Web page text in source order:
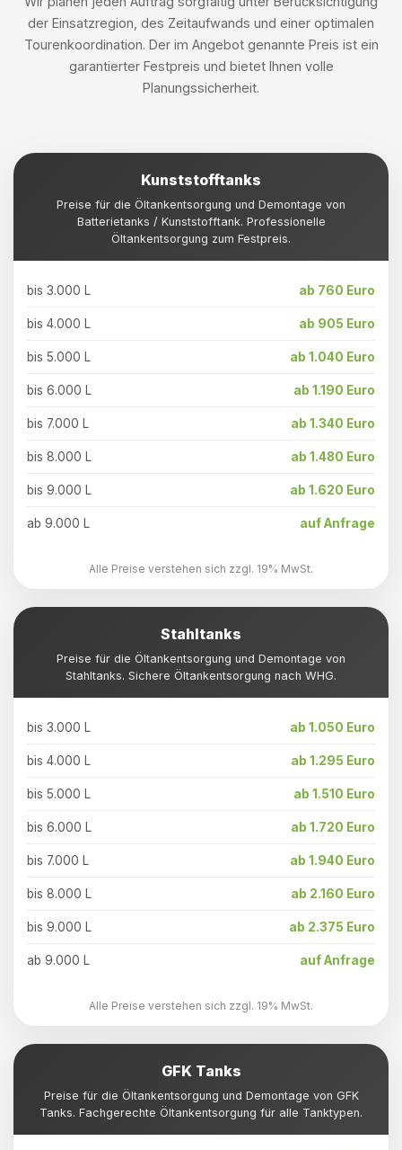
der Einsatzregion, des Zeitaufwands und einer optimalen
Tourenkoordination. Der im Angebot genannte Preis ist ein
garantierter Festpreis und bietet Ihnen volle
Planungssicherheit.
Kunststofftanks
Preise für die Öltankentsorgung und Demontage von
Batterietanks / Kunststofftank. Professionelle
Öltankentsorgung zum Festpreis.
bis 3.000 L ab 760 Euro
bis 4.000 L ab 905 Euro
bis 5.000 L ab 1.040 Euro
bis 6.000 L ab 1.190 Euro
bis 7.000 L ab 1.340 Euro
bis 8.000 L ab 1.480 Euro
bis 9.000 L ab 1.620 Euro
ab 9.000 L auf Anfrage
Alle Preise verstehen sich zzgl. 19% MwSt.
Stahltanks
Preise für die Öltankentsorgung und Demontage von
Stahltanks. Sichere Öltankentsorgung nach WHG.
bis 3.000 L ab 1.050 Euro
bis 4.000 L ab 1.295 Euro
bis 5.000 L ab 1.510 Euro
bis 6.000 L ab 1.720 Euro
bis 7.000 L ab 1.940 Euro
bis 8.000 L ab 2.160 Euro
bis 9.000 L ab 2.375 Euro
ab 9.000 L auf Anfrage
Alle Preise verstehen sich zzgl. 19% MwSt.
GFK Tanks
Preise für die Öltankentsorgung und Demontage von GFK
Tanks. Fachgerechte Öltankentsorgung für alle Tanktypen.